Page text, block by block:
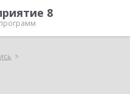
8